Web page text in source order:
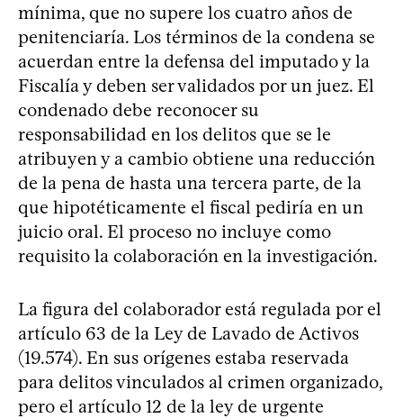
mínima, que no supere los cuatro años de
penitenciaría. Los términos de la condena se
acuerdan entre la defensa del imputado y la
Fiscalía y deben ser validados por un juez. El
condenado debe reconocer su
responsabilidad en los delitos que se le
atribuyen y a cambio obtiene una reducción
de la pena de hasta una tercera parte, de la
que hipotéticamente el fiscal pediría en un
juicio oral. El proceso no incluye como
requisito la colaboración en la investigación.
La figura del colaborador está regulada por el
artículo 63 de la Ley de Lavado de Activos
(19.574). En sus orígenes estaba reservada
para delitos vinculados al crimen organizado,
pero el artículo 12 de la ley de urgente